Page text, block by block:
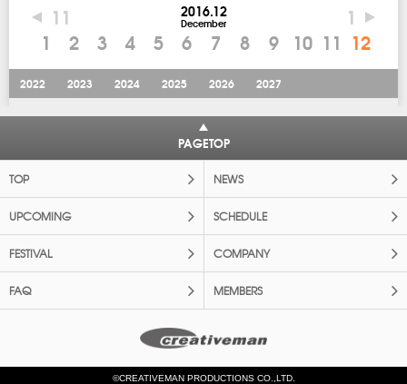
11 1
2016.12
December
1 2 3 4 5 6 7 8 9 10 11 12
2022 2023 2024 2025 2026 2027
PAGETOP
TOP NEWS
UPCOMING SCHEDULE
FESTIVAL COMPANY
FAQ MEMBERS
©CREATIVEMAN PRODUCTIONS CO.,LTD.